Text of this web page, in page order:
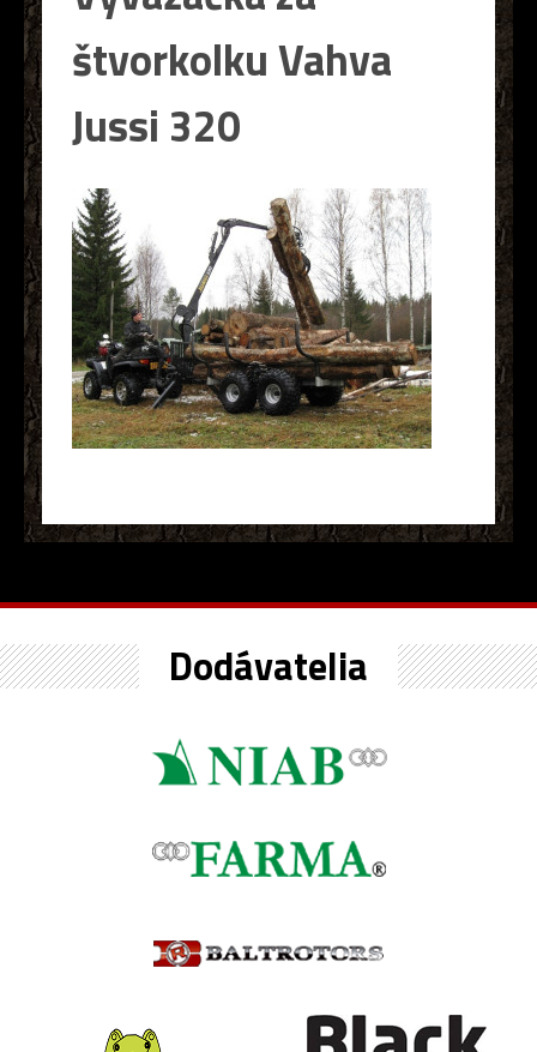
štvorkolku Vahva
Jussi 320
Dodávatelia